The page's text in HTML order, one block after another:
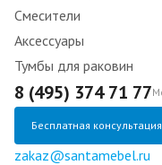
Смесители
Аксессуары
Тумбы для раковин
8 (495) 374 71 77
Бесплатная консультация
zakaz@santamebel.ru